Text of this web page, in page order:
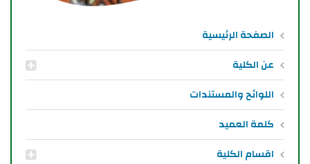
الصفحة الرئيسية
عن الكلية
اللوائح والمستندات
كلمة العميد
اقسام الكلية